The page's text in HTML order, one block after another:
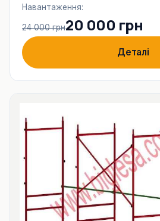
Навантаження:
24 000 грн20 000 грн
Деталі